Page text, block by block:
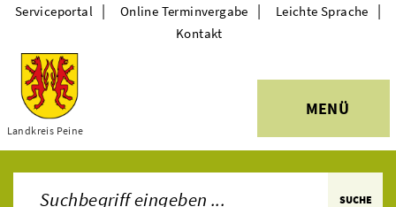
Themen
Landkreis Peine
MENÜ
Serviceportal | Online Terminvergabe | Leichte Sprache |
Kontakt
SUCHE